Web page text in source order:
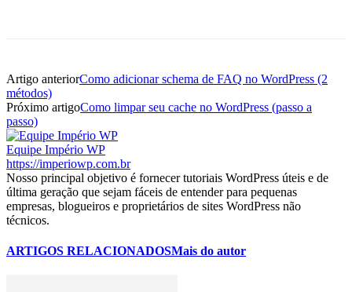
Artigo anteriorComo adicionar schema de FAQ no WordPress (2
métodos)
Próximo artigoComo limpar seu cache no WordPress (passo a
passo)
Equipe Império WP
https://imperiowp.com.br
Nosso principal objetivo é fornecer tutoriais WordPress úteis e de
última geração que sejam fáceis de entender para pequenas
empresas, blogueiros e proprietários de sites WordPress não
técnicos.
ARTIGOS RELACIONADOSMais do autor